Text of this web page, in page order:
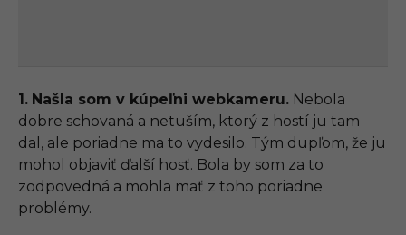
1. Našla som v kúpeľni webkameru. Nebola
dobre schovaná a netuším, ktorý z hostí ju tam
dal, ale poriadne ma to vydesilo. Tým dupľom, že ju
mohol objaviť ďalší hosť. Bola by som za to
zodpovedná a mohla mať z toho poriadne
problémy.